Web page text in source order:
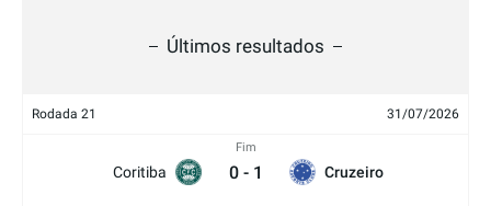
Últimos resultados
Rodada 21 31/07/2026
Coritiba
Fim
0 - 1 Cruzeiro